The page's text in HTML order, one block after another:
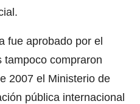
fue aprobado por el
tampoco compraron
2007 el Ministerio de
pública internacional